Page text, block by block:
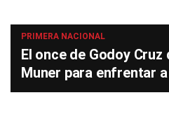
PRIMERA NACIONAL
El once de Godoy Cruz
Muner para enfrentar